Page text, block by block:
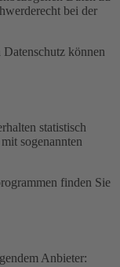
bei der
können
statistisch
sogenannten
finden Sie
Anbieter: